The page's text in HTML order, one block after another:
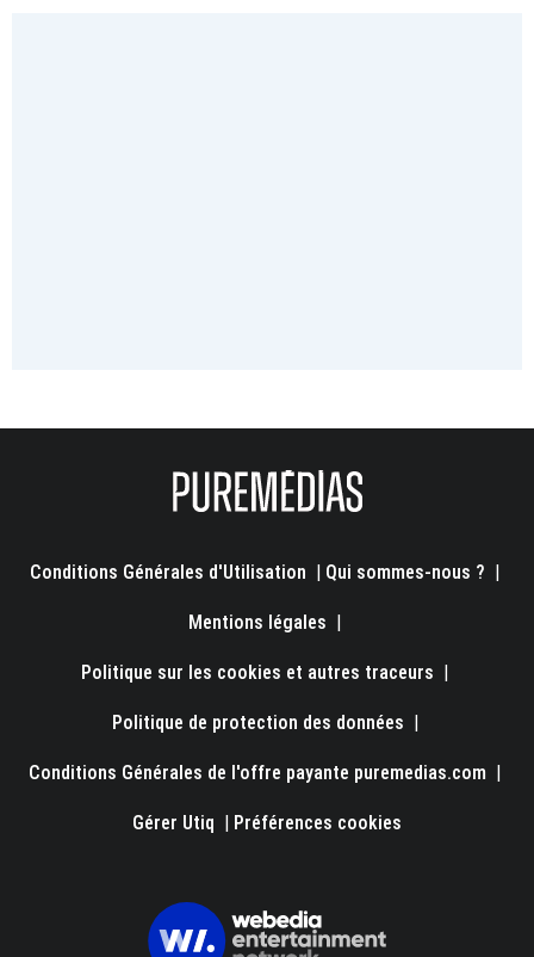
Conditions Générales d'Utilisation Qui sommes-nous ?
Mentions légales
Politique sur les cookies et autres traceurs
Politique de protection des données
Conditions Générales de l'offre payante puremedias.com
Gérer Utiq Préférences cookies